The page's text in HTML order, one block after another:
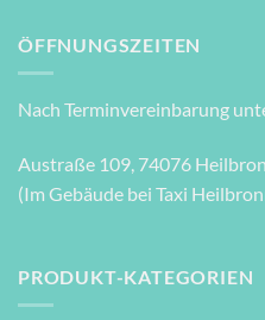
ÖFFNUNGSZEITEN
Nach Terminvereinbarung
Austraße 109, 74076
(Im Gebäude bei Taxi
PRODUKT-KATEGORIEN